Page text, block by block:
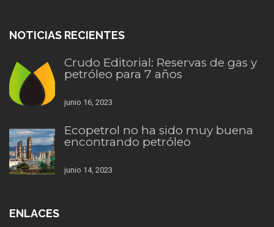
NOTICIAS RECIENTES
Crudo Editorial: Reservas de gas y
petróleo para 7 años
junio 16, 2023
Ecopetrol no ha sido muy buena
encontrando petróleo
junio 14, 2023
ENLACES